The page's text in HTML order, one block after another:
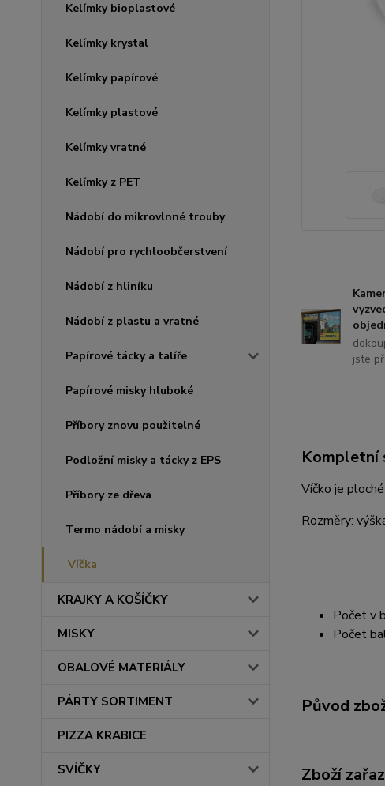
Kelímky bioplastové
Kelímky krystal
Kelímky papírové
Kelímky plastové
Kelímky vratné
Kelímky z PET
Nádobí do mikrovlnné trouby
Nádobí pro rychloobčerstvení
Nádobí z hliníku
Nádobí z plastu a vratné
Papírové tácky a talíře
Papírové misky hluboké
Příbory znovu použitelné
Podložní misky a tácky z EPS
Příbory ze dřeva
Termo nádobí a misky
Víčka
KRAJKY A KOŠÍČKY
MISKY
OBALOVÉ MATERIÁLY
PÁRTY SORTIMENT
PIZZA KRABICE
SVÍČKY
jste
Kompletní
Víčko je
Rozměry:
Počet v
Počet
Původ
Zboží